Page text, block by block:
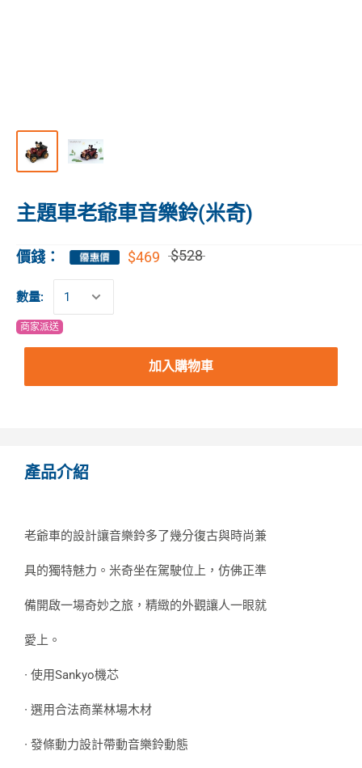
主題車老爺車音樂鈴(米奇)
價錢： $469 $528
數量:
商家派送
加入購物車
產品介紹
老爺車的設計讓音樂鈴多了幾分復古與時尚兼
具的獨特魅力。米奇坐在駕駛位上，仿佛正準
備開啟一場奇妙之旅，精緻的外觀讓人一眼就
愛上。
∙ 使用Sankyo機芯
∙ 選用合法商業林場木材
∙ 發條動力設計帶動音樂鈴動態